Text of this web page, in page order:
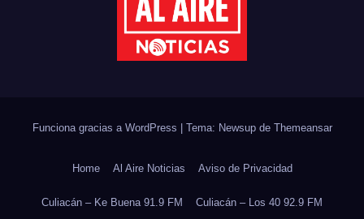
Funciona gracias a WordPress Tema: Newsup de Themeansar
Home Al Aire Noticias Aviso de Privacidad
Culiacán – Ke Buena 91.9 FM Culiacán – Los 40 92.9 FM